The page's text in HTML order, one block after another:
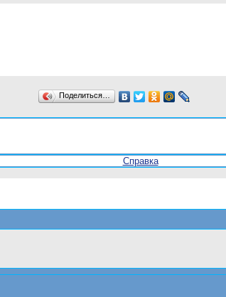
Поделиться…
Справка